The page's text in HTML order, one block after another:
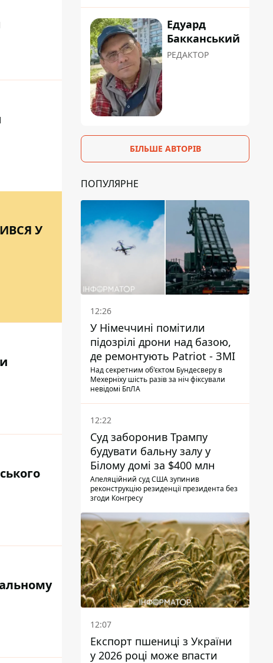
У
Едуард
Бакканський
РЕДАКТОР
БІЛЬШЕ АВТОРІВ
ПОПУЛЯРНЕ
12:26
У Німеччині помітили
підозрілі дрони над базою,
де ремонтують Patriot - ЗМІ
Над секретним об'єктом Бундесверу в
Мехерніху шість разів за ніч фіксували
невідомі БпЛА
12:22
Суд заборонив Трампу
будувати бальну залу у
Білому домі за $400 млн
Апеляційний суд США зупинив
реконструкцію резиденції президента без
згоди Конгресу
12:07
Експорт пшениці з України
у 2026 році може впасти